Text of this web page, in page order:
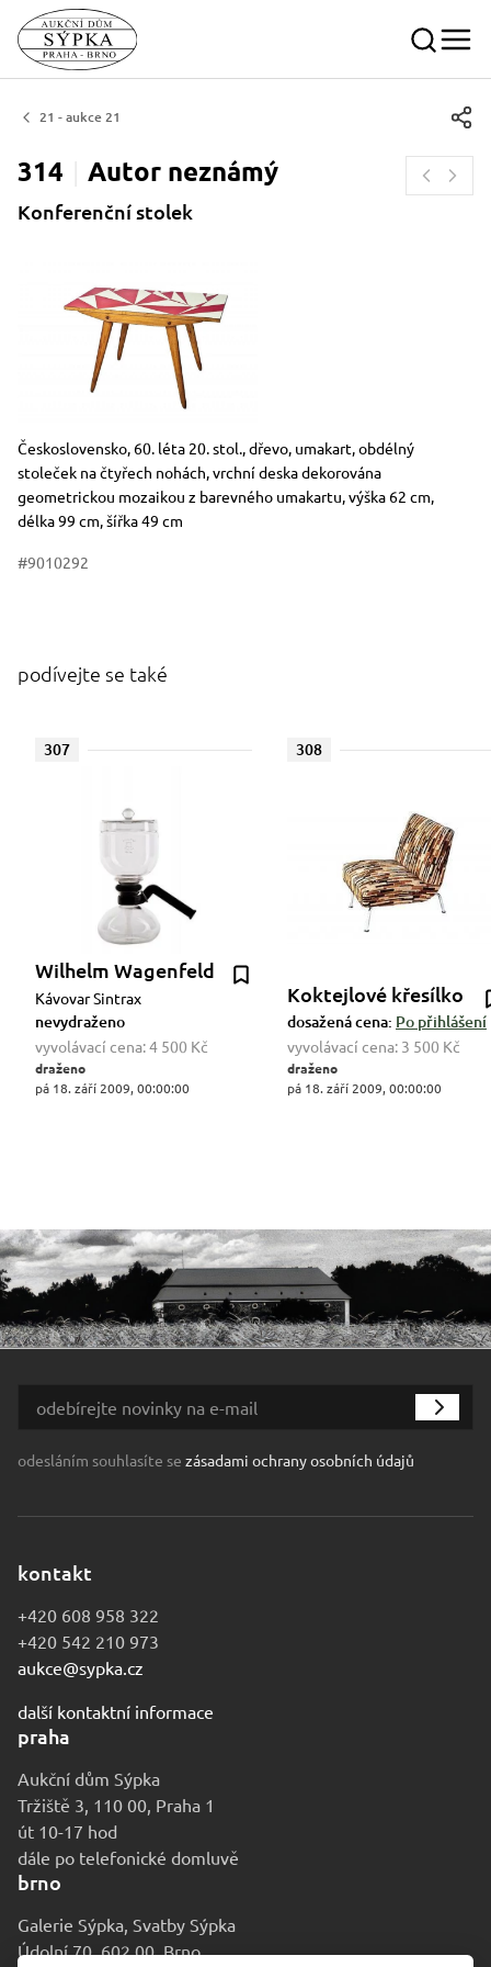
21 - aukce 21
314 Autor neznámý
Konferenční stolek
Rozměry
Stručný popis předmětu
Československo, 60. léta 20. stol., dřevo, umakart, obdélný
stoleček na čtyřech nohách, vrchní deska dekorována
geometrickou mozaikou z barevného umakartu, výška 62 cm,
délka 99 cm, šířka 49 cm
#9010292
podívejte se také
307
Wilhelm Wagenfeld
Kávovar Sintrax
nevydraženo
vyvolávací cena:4 500 Kč
draženo
pá 18. září 2009, 00:00:00
308
Koktejlové křesílko
dosažená cena: Po přihlášení
vyvolávací cena: 3 500 Kč
draženo
pá 18. září 2009, 00:00:00
odesláním souhlasíte se zásadami ochrany osobních údajů
kontakt
+420 608 958 322
+420 542 210 973
aukce@sypka.cz
další kontaktní informace
praha
Aukční dům Sýpka
Tržiště 3, 110 00, Praha 1
út 10-17 hod
dále po telefonické domluvě
brno
Galerie Sýpka, Svatby Sýpka
Údolní 70, 602 00, Brno